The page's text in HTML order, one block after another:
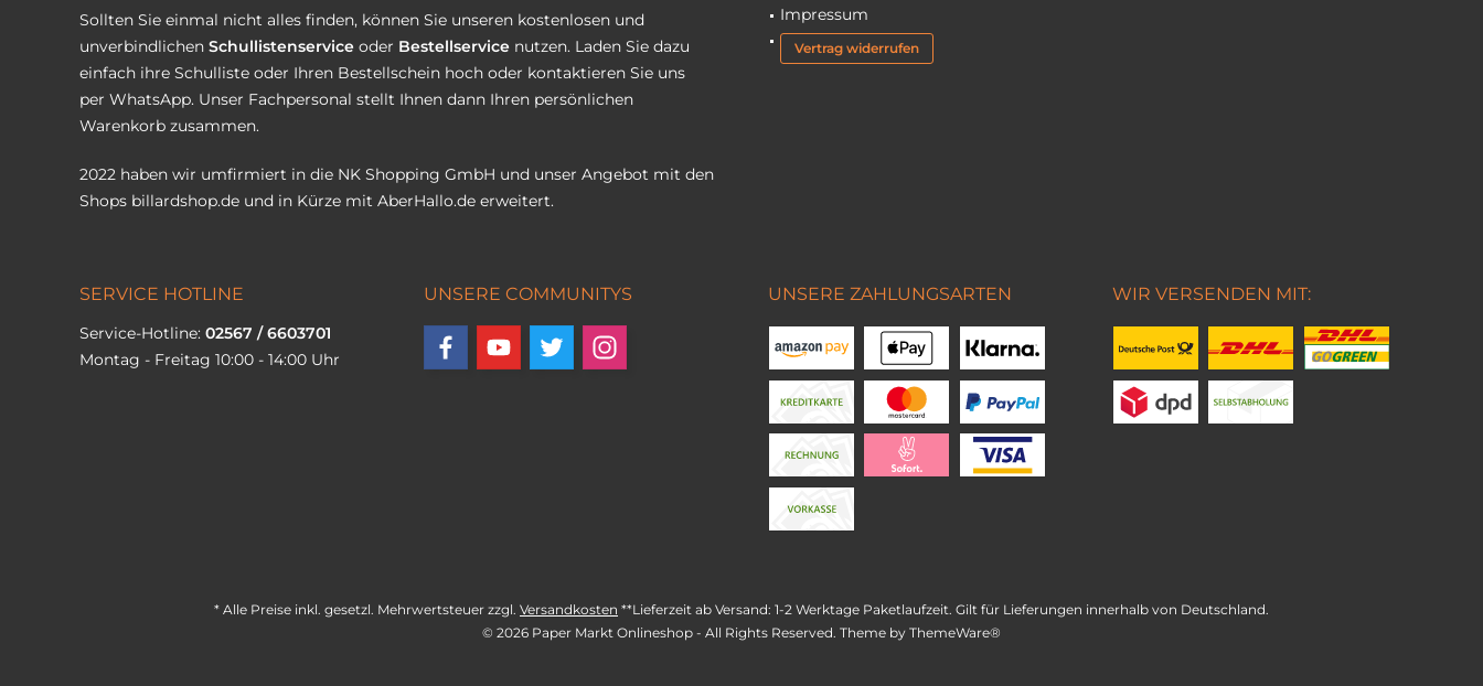
Sollten Sie einmal nicht alles finden, können Sie unseren kostenlosen und
unverbindlichen Schullistenservice oder Bestellservice nutzen. Laden Sie dazu
einfach ihre Schulliste oder Ihren Bestellschein hoch oder kontaktieren Sie uns
per WhatsApp. Unser Fachpersonal stellt Ihnen dann Ihren persönlichen
Warenkorb zusammen.
2022 haben wir umfirmiert in die NK Shopping GmbH und unser Angebot mit den
Shops billardshop.de und in Kürze mit AberHallo.de erweitert.
Impressum
Vertrag widerrufen
SERVICE HOTLINE
Service-Hotline: 02567 / 6603701
Montag - Freitag 10:00 - 14:00 Uhr
UNSERE COMMUNITYS UNSERE ZAHLUNGSARTEN WIR VERSENDEN MIT:
* Alle Preise inkl. gesetzl. Mehrwertsteuer zzgl. Versandkosten **Lieferzeit ab Versand: 1-2 Werktage Paketlaufzeit. Gilt für Lieferungen innerhalb von Deutschland.
© 2026 Paper Markt Onlineshop - All Rights Reserved. Theme by ThemeWare®